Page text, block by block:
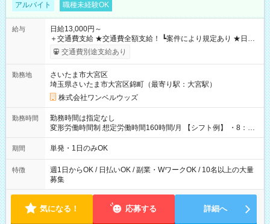
アルバイト 職種未経験OK
給与
日給13,000円～
＋交通費支給 ★交通費全額支給！ ┗案件により規定あり ★日払
いOK！（規定あり） ┗働いたその日に現金GET♪ お仕事後はコ
ンビニATMから 日払い分を引き落とせます！ 【試用期間】試
交通費別途支給あり
勤務地
さいたま市大宮区
埼玉県さいたま市大宮区錦町（最寄り駅：大宮駅）
株式会社ワンベルウッズ
勤務時間
勤務時間は指定なし
変形労働時間制 想定労働時間160時間/月 【シフト例】 ・8：00
～21：00
期間 単発・1日のみOK
特徴
週1日からOK / 日払いOK / 副業・WワークOK / 10名以上の大量
募集
気になる！ 応募する 詳細へ